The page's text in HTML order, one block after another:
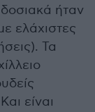
ήταν
ελάχιστες
Τα
είναι